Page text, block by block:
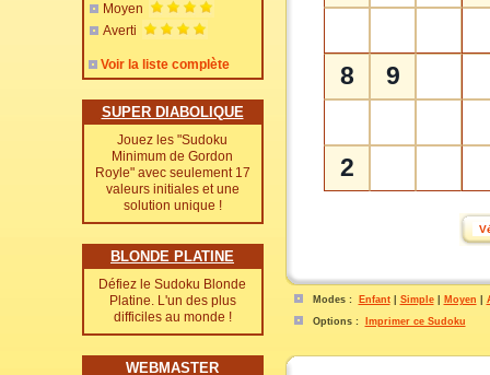
Moyen
Averti
Voir la liste complète
SUPER DIABOLIQUE
Jouez les "Sudoku
Minimum de Gordon
Royle" avec seulement 17
valeurs initiales et une
solution unique !
BLONDE PLATINE
Défiez le Sudoku Blonde
Platine. L'un des plus
difficiles au monde !
WEBMASTER
8 9
2
Modes : Enfant| Simple| Moyen
Options :
Imprimer ce Sudoku